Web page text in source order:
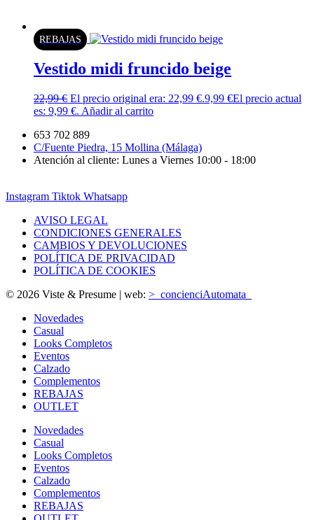
REBAJAS
Vestido midi fruncido beige
22,99€ El precio original era: 22,99 €.9,99 €El precio actual
es: 9,99 €. Añadir al carrito
653 702 889
C/Fuente Piedra, 15 Mollina (Málaga)
Atención al cliente: Lunes a Viernes 10:00 - 18:00
Instagram Tiktok Whatsapp
AVISO LEGAL
CONDICIONES GENERALES
CAMBIOS Y DEVOLUCIONES
POLÍTICA DE PRIVACIDAD
POLÍTICA DE COOKIES
© 2026 Viste & Presume | web: >_concienciAutomata_
Novedades
Casual
Looks Completos
Eventos
Calzado
Complementos
REBAJAS
OUTLET
Novedades
Casual
Looks Completos
Eventos
Calzado
Complementos
REBAJAS